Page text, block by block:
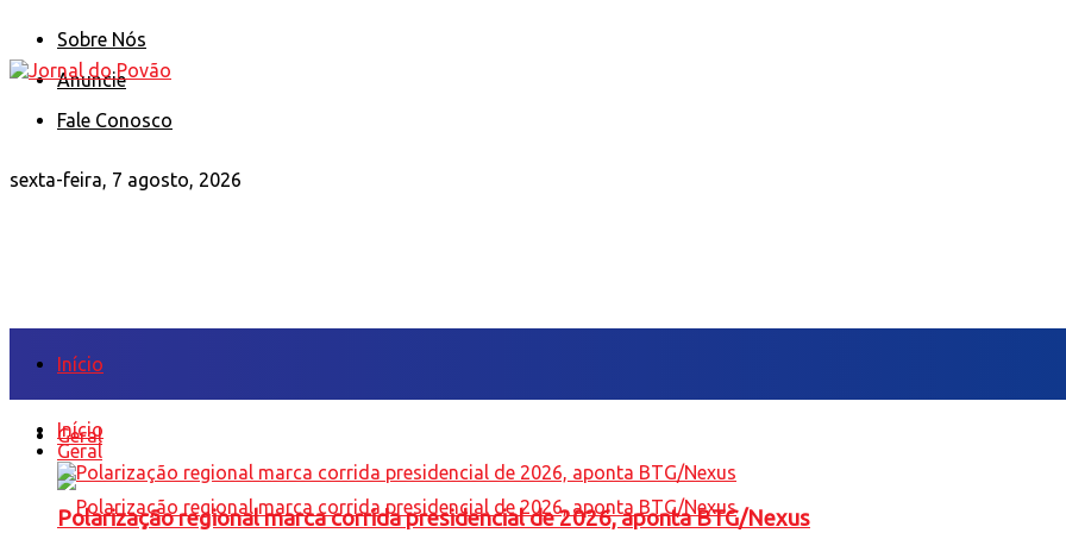
Sobre Nós
Anuncie
Fale Conosco
sexta-feira, 7 agosto, 2026
Início
Geral
Início
Geral
Polarização regional marca corrida presidencial de 2026, aponta BTG/Nexus